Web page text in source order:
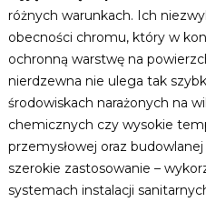
różnych warunkach. Ich
obecności chromu, który w
ochronną warstwę na
nierdzewna nie ulega tak
środowiskach narażonych na
chemicznych czy wysokie
przemysłowej oraz
szerokie zastosowanie –
systemach instalacji